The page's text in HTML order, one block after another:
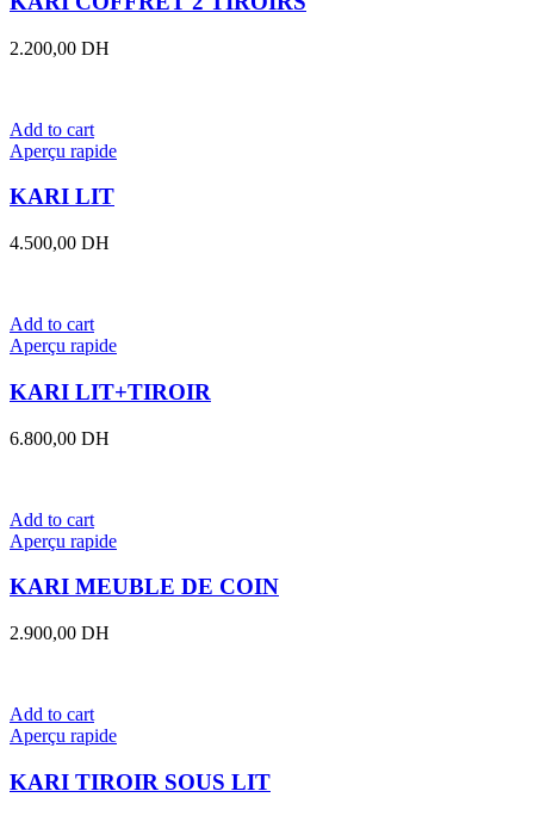
2.200,00 DH
Add to cart
Aperçu rapide
KARI LIT
4.500,00 DH
Add to cart
Aperçu rapide
KARI LIT+TIROIR
6.800,00 DH
Add to cart
Aperçu rapide
KARI MEUBLE DE COIN
2.900,00 DH
Add to cart
Aperçu rapide
KARI TIROIR SOUS LIT